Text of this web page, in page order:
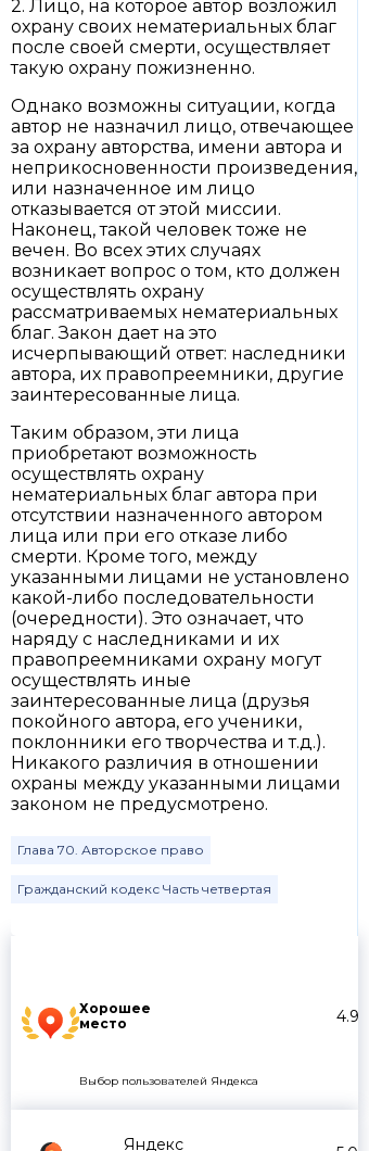
Хорошее
место
4.9
Выбор пользователей Яндекса
Яндекс
2. Лицо, на которое автор возложил
охрану своих нематериальных благ
после своей смерти, осуществляет
такую охрану пожизненно.
Однако возможны ситуации, когда
автор не назначил лицо, отвечающее
за охрану авторства, имени автора и
неприкосновенности произведения,
или назначенное им лицо
отказывается от этой миссии.
Наконец, такой человек тоже не
вечен. Во всех этих случаях
возникает вопрос о том, кто должен
осуществлять охрану
рассматриваемых нематериальных
благ. Закон дает на это
исчерпывающий ответ: наследники
автора, их правопреемники, другие
заинтересованные лица.
Таким образом, эти лица
приобретают возможность
осуществлять охрану
нематериальных благ автора при
отсутствии назначенного автором
лица или при его отказе либо
смерти. Кроме того, между
указанными лицами не установлено
какой-либо последовательности
(очередности). Это означает, что
наряду с наследниками и их
правопреемниками охрану могут
осуществлять иные
заинтересованные лица (друзья
покойного автора, его ученики,
поклонники его творчества и т.д.).
Никакого различия в отношении
охраны между указанными лицами
законом не предусмотрено.
Глава 70. Авторское право
Гражданский кодекс Часть четвертая